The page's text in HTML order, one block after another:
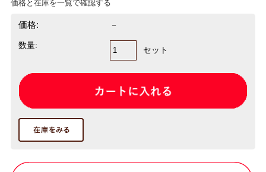
価格と在庫を一覧で確認する
価格: －
数量: セット